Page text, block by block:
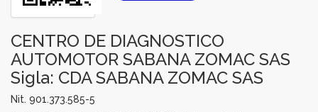
CENTRO DE DIAGNOSTICO
AUTOMOTOR SABANA ZOMAC SAS
Sigla: CDA SABANA ZOMAC SAS
Nit. 901.373.585-5